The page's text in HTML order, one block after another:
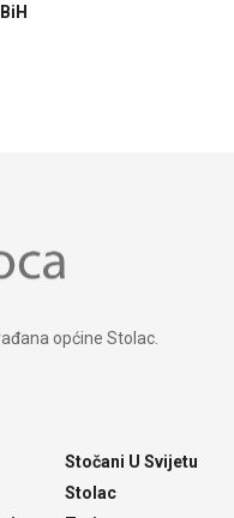
općine Stolac.
Stočani U Svijetu
Stolac